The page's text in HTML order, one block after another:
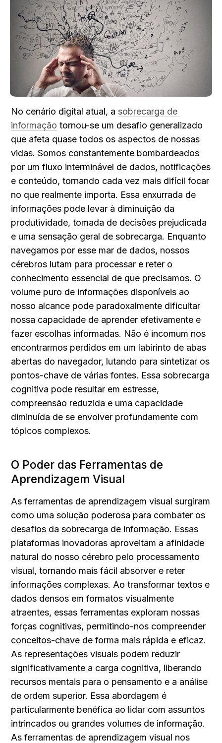
No cenário digital atual, a sobrecarga de
informação tornou-se um desafio generalizado
que afeta quase todos os aspectos de nossas
vidas. Somos constantemente bombardeados
por um fluxo interminável de dados, notificações
e conteúdo, tornando cada vez mais difícil focar
no que realmente importa. Essa enxurrada de
informações pode levar à diminuição da
produtividade, tomada de decisões prejudicada
e uma sensação geral de sobrecarga. Enquanto
navegamos por esse mar de dados, nossos
cérebros lutam para processar e reter o
conhecimento essencial de que precisamos. O
volume puro de informações disponíveis ao
nosso alcance pode paradoxalmente dificultar
nossa capacidade de aprender efetivamente e
fazer escolhas informadas. Não é incomum nos
encontrarmos perdidos em um labirinto de abas
abertas do navegador, lutando para sintetizar os
pontos-chave de várias fontes. Essa sobrecarga
cognitiva pode resultar em estresse,
compreensão reduzida e uma capacidade
diminuída de se envolver profundamente com
tópicos complexos.
O Poder das Ferramentas de
Aprendizagem Visual
As ferramentas de aprendizagem visual surgiram
como uma solução poderosa para combater os
desafios da sobrecarga de informação. Essas
plataformas inovadoras aproveitam a afinidade
natural do nosso cérebro pelo processamento
visual, tornando mais fácil absorver e reter
informações complexas. Ao transformar textos e
dados densos em formatos visualmente
atraentes, essas ferramentas exploram nossas
forças cognitivas, permitindo-nos compreender
conceitos-chave de forma mais rápida e eficaz.
As representações visuais podem reduzir
significativamente a carga cognitiva, liberando
recursos mentais para o pensamento e a análise
de ordem superior. Essa abordagem é
particularmente benéfica ao lidar com assuntos
intrincados ou grandes volumes de informação.
As ferramentas de aprendizagem visual nos